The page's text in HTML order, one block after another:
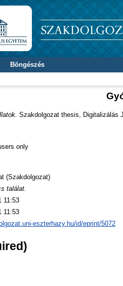
Böngészés
Szakdolgozat thesis, Digitalizálás
only
(Szakdolgozat)
találat.
11:53
11:53
eszterhazy.hu/id/eprint/5072